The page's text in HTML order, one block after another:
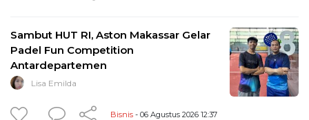
Sambut HUT RI, Aston Makassar Gelar
Padel Fun Competition
Antardepartemen
Lisa Emilda
Bisnis - 06 Agustus 2026 12:37